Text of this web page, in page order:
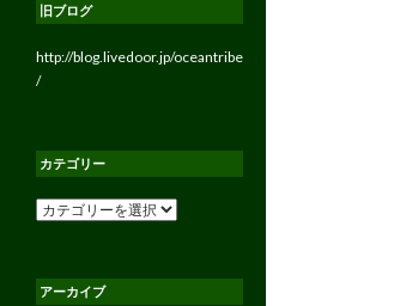
旧ブログ
http://blog.livedoor.jp/oceantribe
/
カテゴリー
カ
ー
アーカイブ